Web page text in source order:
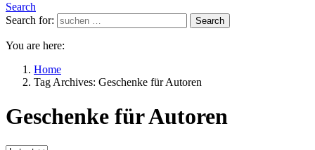
Search
Search for:
Search
You are here:
Home
Tag Archives: Geschenke für Autoren
Geschenke für Autoren